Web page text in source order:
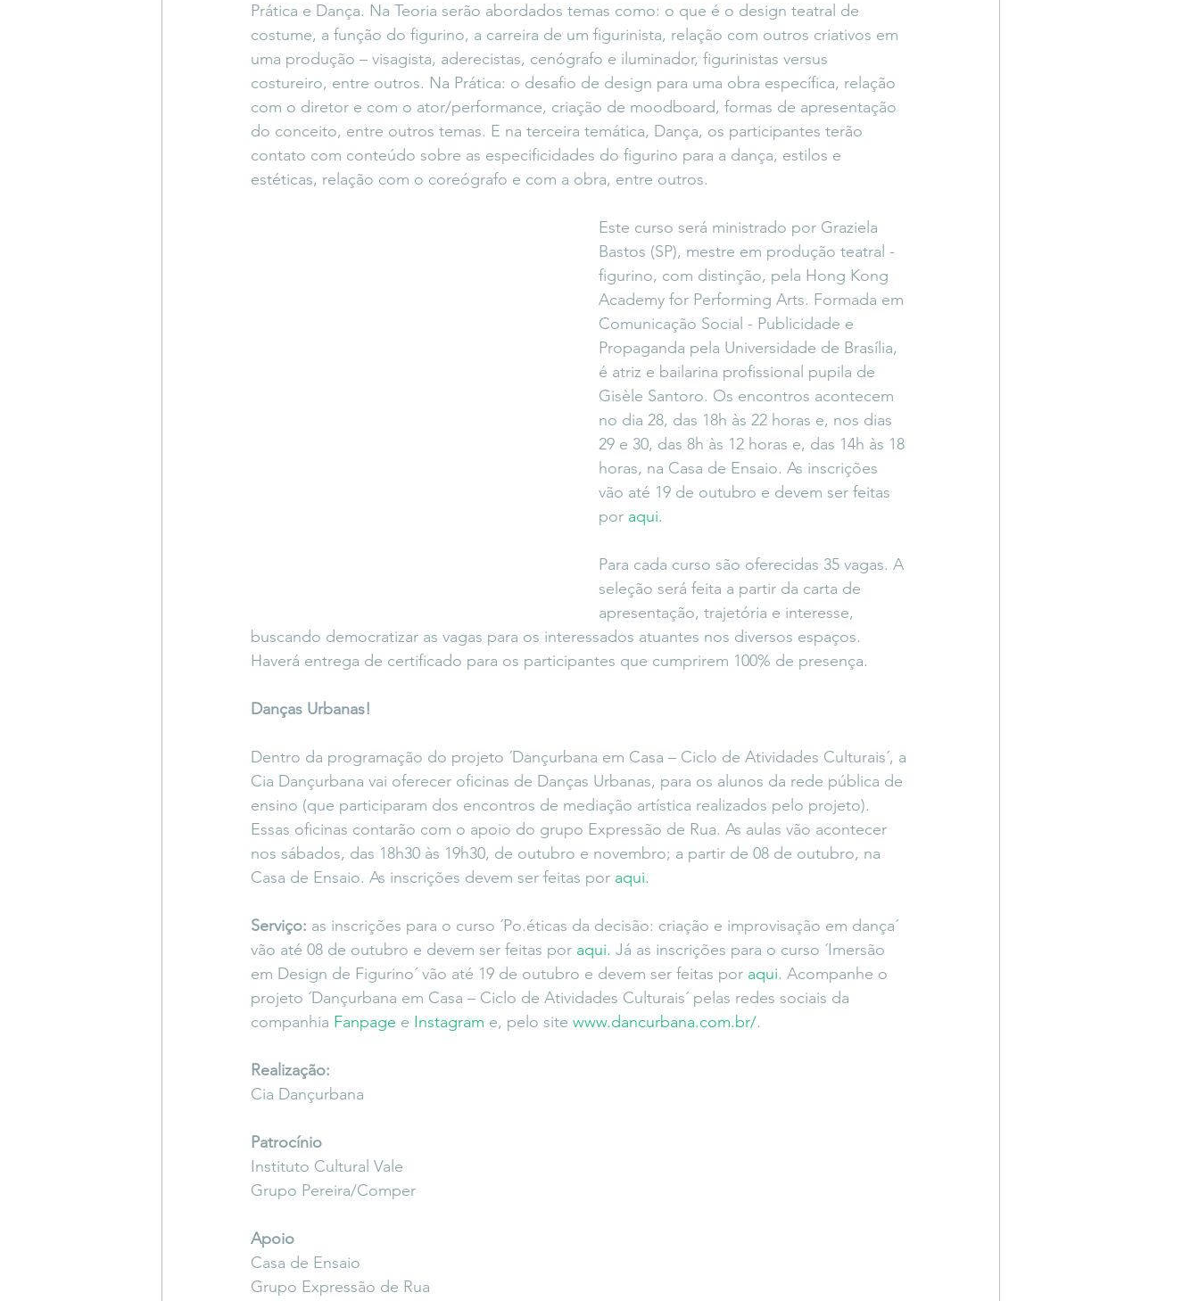
Prática e Dança. Na Teoria serão abordados temas como: o que é o design teatral de
costume, a função do figurino, a carreira de um figurinista, relação com outros criativos em
uma produção – visagista, aderecistas, cenógrafo e iluminador, figurinistas versus
costureiro, entre outros. Na Prática: o desafio de design para uma obra específica, relação
com o diretor e com o ator/performance, criação de moodboard, formas de apresentação
do conceito, entre outros temas. E na terceira temática, Dança, os participantes terão
contato com conteúdo sobre as especificidades do figurino para a dança, estilos e
estéticas, relação com o coreógrafo e com a obra, entre outros.
Este curso será ministrado por Graziela
Bastos (SP), mestre em produção teatral -
figurino, com distinção, pela Hong Kong
Academy for Performing Arts. Formada em
Comunicação Social - Publicidade e
Propaganda pela Universidade de Brasília,
é atriz e bailarina profissional pupila de
Gisèle Santoro. Os encontros acontecem
no dia 28, das 18h às 22 horas e, nos dias
29 e 30, das 8h às 12 horas e, das 14h às 18
horas, na Casa de Ensaio. As inscrições
vão até 19 de outubro e devem ser feitas
por aqui.
Para cada curso são oferecidas 35 vagas. A
seleção será feita a partir da carta de
apresentação, trajetória e interesse,
buscando democratizar as vagas para os interessados atuantes nos diversos espaços.
Haverá entrega de certificado para os participantes que cumprirem 100% de presença.
Danças Urbanas!
Dentro da programação do projeto ´Dançurbana em Casa – Ciclo de Atividades Culturais´, a
Cia Dançurbana vai oferecer oficinas de Danças Urbanas, para os alunos da rede pública de
ensino (que participaram dos encontros de mediação artística realizados pelo projeto).
Essas oficinas contarão com o apoio do grupo Expressão de Rua. As aulas vão acontecer
nos sábados, das 18h30 às 19h30, de outubro e novembro; a partir de 08 de outubro, na
Casa de Ensaio. As inscrições devem ser feitas por aqui.
Serviço: as inscrições para o curso ´Po.éticas da decisão: criação e improvisação em dança´
vão até 08 de outubro e devem ser feitas por aqui. Já as inscrições para o curso ´Imersão
em Design de Figurino´ vão até 19 de outubro e devem ser feitas por aqui. Acompanhe o
projeto ´Dançurbana em Casa – Ciclo de Atividades Culturais´ pelas redes sociais da
companhia Fanpage e Instagram e, pelo site www.dancurbana.com.br/.
Realização:
Cia Dançurbana
Patrocínio
Instituto Cultural Vale
Grupo Pereira/Comper
Apoio
Casa de Ensaio
Grupo Expressão de Rua